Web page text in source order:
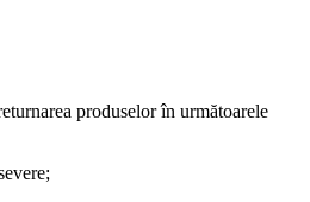
produselor în următoarele